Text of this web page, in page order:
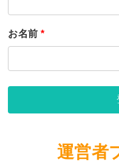
お名前 *
運営者